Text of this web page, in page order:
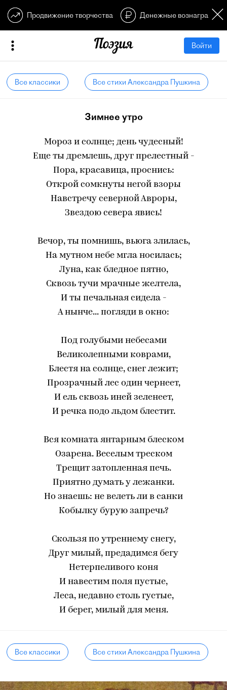
Продвижение творчества Денежные
Войти
Все классики Все стихи Александра Пушкина
Зимнее утро
Мороз и солнце; день чудесный!
Еще ты дремлешь, друг прелестный -
Пора, красавица, проснись:
Открой сомкнуты негой взоры
Навстречу северной Авроры,
Звездою севера явись!
Вечор, ты помнишь, вьюга злилась,
На мутном небе мгла носилась;
Луна, как бледное пятно,
Сквозь тучи мрачные желтела,
И ты печальная сидела -
А нынче... погляди в окно:
Под голубыми небесами
Великолепными коврами,
Блестя на солнце, снег лежит;
Прозрачный лес один чернеет,
И ель сквозь иней зеленеет,
И речка подо льдом блестит.
Вся комната янтарным блеском
Озарена. Веселым треском
Трещит затопленная печь.
Приятно думать у лежанки.
Но знаешь: не велеть ли в санки
Кобылку бурую запречь?
Скользя по утреннему снегу,
Друг милый, предадимся бегу
Нетерпеливого коня
И навестим поля пустые,
Леса, недавно столь густые,
И берег, милый для меня.
Все классики Все стихи Александра Пушкина